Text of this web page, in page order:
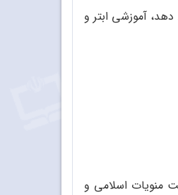
آموزشی ابتر و
منویات اسلامی و